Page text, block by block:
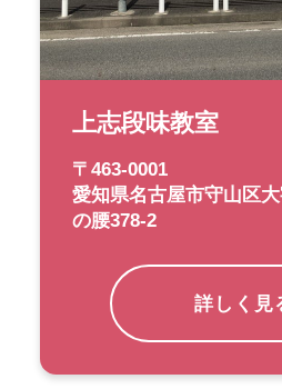
上志段味教室
〒463-0001
愛知県名古屋市守山区
の腰378-2
詳しく見